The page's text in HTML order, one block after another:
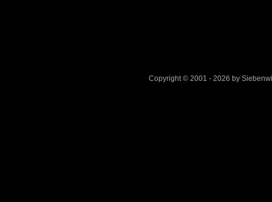
Copyright © 2001 - 2026 by